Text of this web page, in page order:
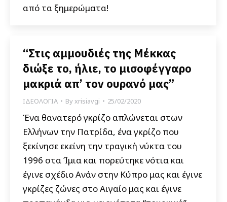
από τα ξημερώματα!
“Στις αμμουδιές της Μέκκας
διώξε το, ήλιε, το μισοφέγγαρο
μακριά απ’ τον ουρανό μας”
ΙΔΕΟΛΟΓΙΑ Byxrisiavgi 25/02/2020
Ένα θανατερό γκρίζο απλώνεται στων
Ελλήνων την Πατρίδα, ένα γκρίζο που
ξεκίνησε εκείνη την τραγική νύκτα του
1996 στα Ίμια και πορεύτηκε νότια και
έγινε σχέδιο Ανάν στην Κύπρο μας και έγινε
γκρίζες ζώνες στο Αιγαίο μας και έγινε